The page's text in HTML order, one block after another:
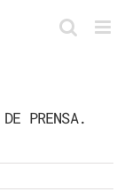
PRENSA.